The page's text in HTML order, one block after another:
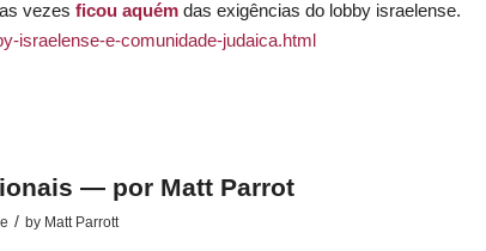
vezes ficou aquémdas exigências dolobbyisraelense.
israelense-e-comunidade-judaica.html
— por Matt Parrot
/ by Matt Parrott